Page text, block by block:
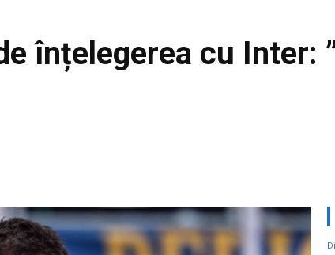
înțelegerea cu Inter: